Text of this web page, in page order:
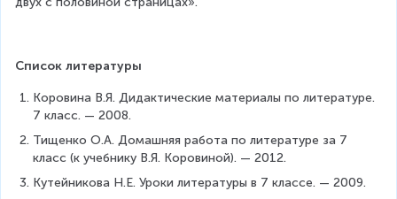
Список литературы
Коровина В.Я. Дидактические материалы по литературе.
7 класс. — 2008.
Тищенко О.А. Домашняя работа по литературе за 7
класс (к учебнику В.Я. Коровиной). — 2012.
Кутейникова Н.Е. Уроки литературы в 7 классе. — 2009.